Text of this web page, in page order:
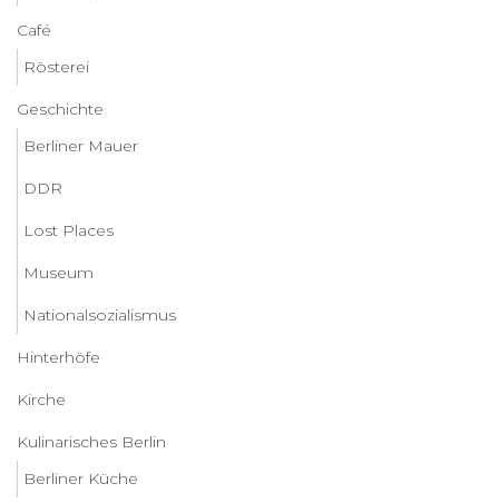
Café
Rösterei
Geschichte
Berliner Mauer
DDR
Lost Places
Museum
Nationalsozialismus
Hinterhöfe
Kirche
Kulinarisches Berlin
Berliner Küche